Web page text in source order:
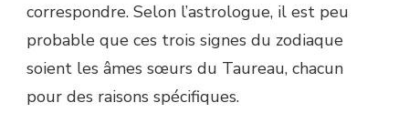
correspondre. Selon l’astrologue, il est peu
probable que ces trois signes du zodiaque
soient les âmes sœurs du Taureau, chacun
pour des raisons spécifiques.